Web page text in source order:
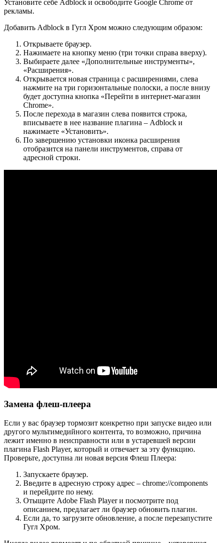
Установите себе Adblock и освободите Google Chrome от
рекламы.
Добавить Adblock в Гугл Хром можно следующим образом:
Открываете браузер.
Нажимаете на кнопку меню (три точки справа вверху).
Выбираете далее «Дополнительные инструменты»,
«Расширения».
Открывается новая страница с расширениями, слева
нажмите на три горизонтальные полоски, а после внизу
будет доступна кнопка «Перейти в интернет-магазин
Chrome».
После перехода в магазин слева появится строка,
вписываете в нее название плагина – Adblock и
нажимаете «Установить».
По завершению установки иконка расширения
отобразится на панели инструментов, справа от
адресной строки.
Замена флеш-плеера
Если у вас браузер тормозит конкретно при запуске видео или
другого мультимедийного контента, то возможно, причина
лежит именно в неисправности или в устаревшей версии
плагина Flash Player, который и отвечает за эту функцию.
Проверьте, доступна ли новая версия Флеш Плеера:
Запускаете браузер.
Введите в адресную строку адрес – chrome://components
и перейдите по нему.
Отыщите Adobe Flash Player и посмотрите под
описанием, предлагает ли браузер обновить плагин.
Если да, то загрузите обновление, а после перезапустите
Гугл Хром.